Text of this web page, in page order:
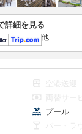
詳細を見る
他
プール